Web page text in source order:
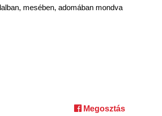
mesében, adomában mondva
Megosztás